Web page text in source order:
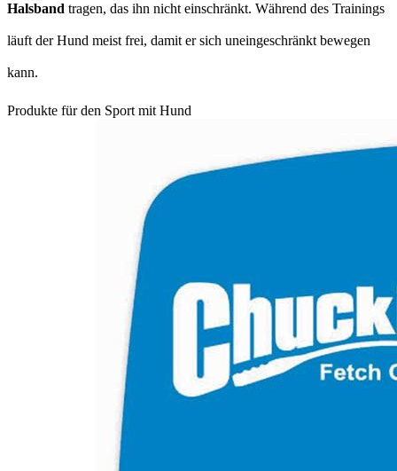
Halsband tragen, das ihn nicht einschränkt. Während des Trainings
läuft der Hund meist frei, damit er sich uneingeschränkt bewegen
kann.
Produkte für den Sport mit Hund